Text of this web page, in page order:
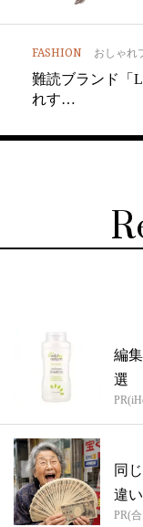
FASHION おしゃれ
難読ブランド「
れす…
編
選
同
違
PR(